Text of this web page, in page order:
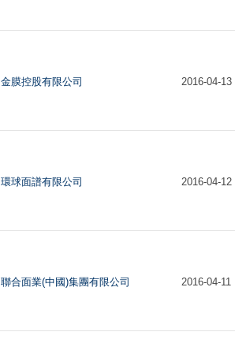
金膜控股有限公司 2016-04-13
環球面譜有限公司 2016-04-12
聯合面業(中國)集團有限公司 2016-04-11